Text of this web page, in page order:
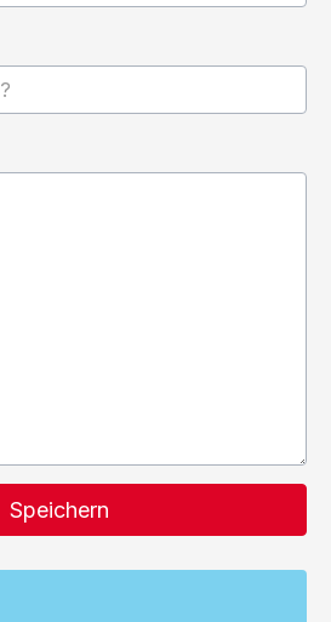
Speichern